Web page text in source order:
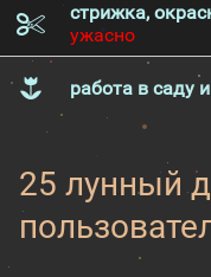
стрижка,
ужасно
работа в саду
25 лунный